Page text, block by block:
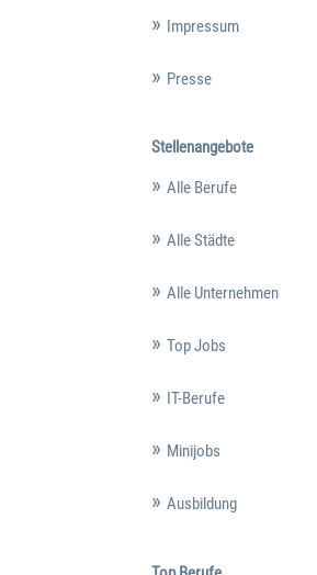
Impressum
Presse
Stellenangebote
Alle Berufe
Alle Städte
Alle Unternehmen
Top Jobs
IT-Berufe
Minijobs
Ausbildung